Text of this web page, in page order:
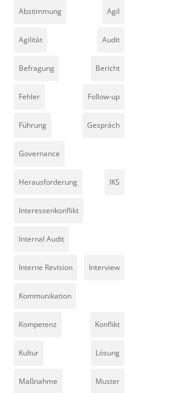
Abstimmung Agil
Agilität Audit
Befragung Bericht
Fehler Follow-up
Führung Gespräch
Governance
Herausforderung IKS
Interessenkonflikt
Internal Audit
Interne Revision Interview
Kommunikation
Kompetenz Konflikt
Kultur Lösung
Maßnahme Muster